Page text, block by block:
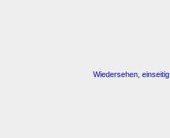
Wiedersehen, einseitig